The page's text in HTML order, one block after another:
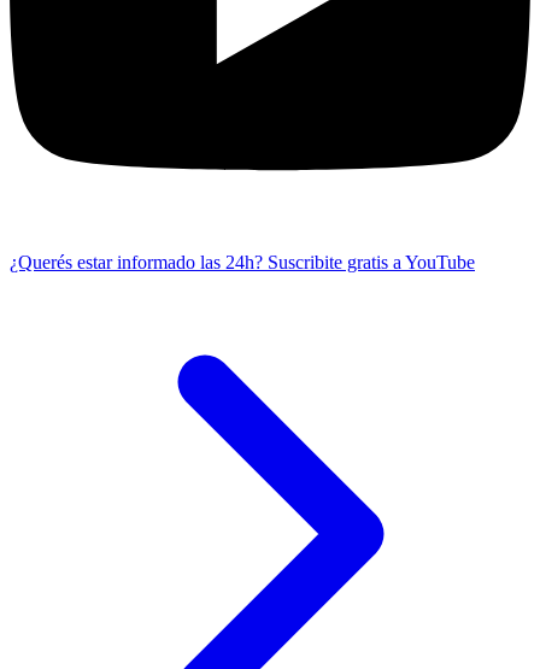
¿Querés estar informado las 24h? Suscribite gratis a YouTube